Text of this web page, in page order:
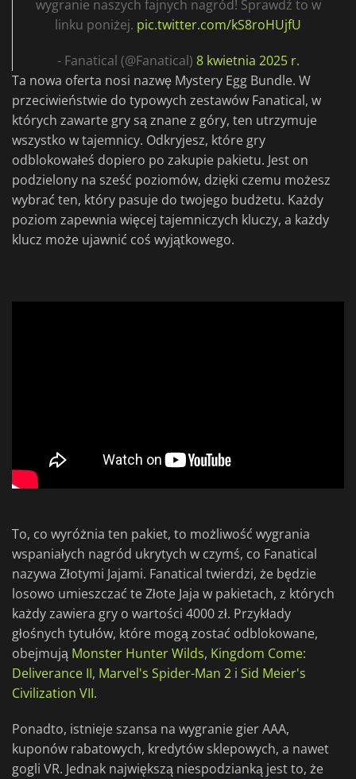
wygranie naszych fajnych nagród! Sprawdź to w
linku poniżej. pic.twitter.com/kS8roHUjfU
- Fanatical (@Fanatical) 8 kwietnia 2025 r.
Ta nowa oferta nosi nazwę Mystery Egg Bundle. W
przeciwieństwie do typowych zestawów Fanatical, w
których zawarte gry są znane z góry, ten utrzymuje
wszystko w tajemnicy. Odkryjesz, które gry
odblokowałeś dopiero po zakupie pakietu. Jest on
podzielony na sześć poziomów, dzięki czemu możesz
wybrać ten, który pasuje do twojego budżetu. Każdy
poziom zapewnia więcej tajemniczych kluczy, a każdy
klucz może ujawnić coś wyjątkowego.
To, co wyróżnia ten pakiet, to możliwość wygrania
wspaniałych nagród ukrytych w czymś, co Fanatical
nazywa Złotymi Jajami. Fanatical twierdzi, że będzie
losowo umieszczać te Złote Jaja w pakietach, z których
każdy zawiera gry o wartości 4000 zł. Przykłady
głośnych tytułów, które mogą zostać odblokowane,
obejmują Monster Hunter Wilds, Kingdom Come:
Deliverance II, Marvel's Spider-Man 2 i Sid Meier's
Civilization VII.
Ponadto, istnieje szansa na wygranie gier AAA,
kuponów rabatowych, kredytów sklepowych, a nawet
gogli VR. Jednak największą niespodzianką jest to, że